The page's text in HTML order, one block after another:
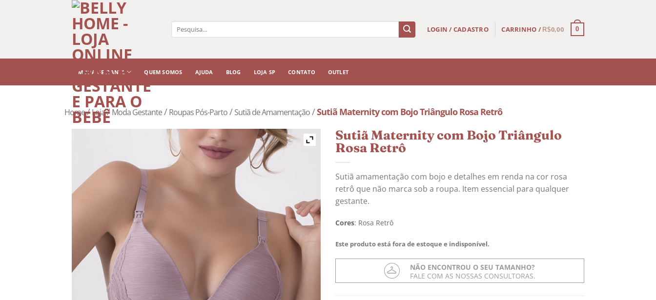
Pesquisar
LOGIN / CADASTRO CARRINHO / R$0,00 0
MODA GESTANTE QUEM SOMOS AJUDA BLOG LOJA SP CONTATO OUTLET
Home/Loja/Moda Gestante/Roupas Pós-Parto/Sutiã de Amamentação/Sutiã Maternity com Bojo Triângulo Rosa Retrô
Sutiã Maternity com Bojo Triângulo
Rosa Retrô
Sutiã amamentação com bojo e detalhes em renda na cor rosa
retrô que não marca sob a roupa. Item essencial para qualquer
gestante.
Cores: Rosa Retrô
Este produto está fora de estoque e indisponível.
NÃO ENCONTROU O SEU TAMANHO?
FALE COM AS NOSSAS CONSULTORAS.